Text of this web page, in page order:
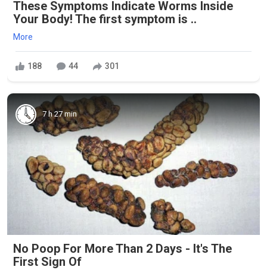
These Symptoms Indicate Worms Inside
Your Body! The first symptom is ..
More
188 44 301
7 h 27 min
No Poop For More Than 2 Days - It's The
First Sign Of